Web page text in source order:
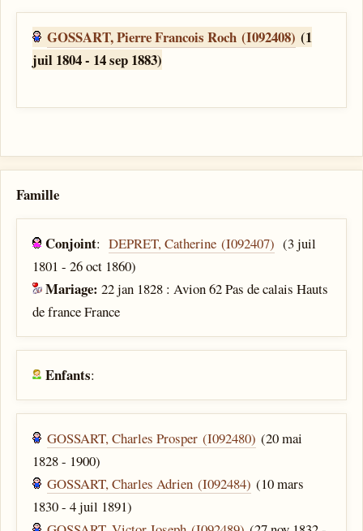
GOSSART, Pierre Francois Roch (I092408) (1
juil 1804 - 14 sep 1883)
Famille
Conjoint:DEPRET, Catherine (I092407) (3 juil
1801 - 26 oct 1860)
Mariage:22 jan 1828 : Avion 62 Pas de calais Hauts
de france France
Enfants:
GOSSART, Charles Prosper (I092480) (20 mai
1828 - 1900)
GOSSART, Charles Adrien (I092484) (10 mars
1830 - 4 juil 1891)